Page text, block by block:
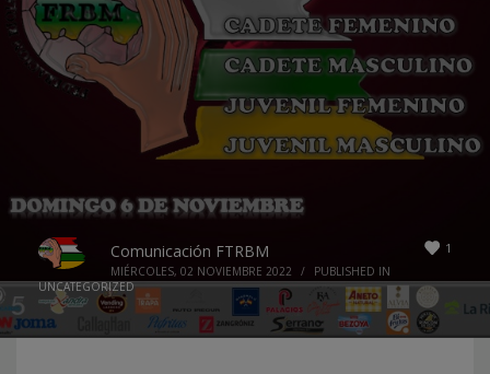
1
Comunicación FTRBM
MIÉRCOLES, 02 NOVIEMBRE 2022 /
PUBLISHED IN
UNCATEGORIZED